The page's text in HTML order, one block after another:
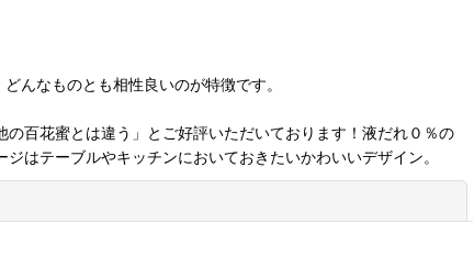
んなものとも相性良いのが特徴です。
百花蜜とは違う」とご好評いただいております！液だれ０％の
はテーブルやキッチンにおいておきたいかわいいデザイン。